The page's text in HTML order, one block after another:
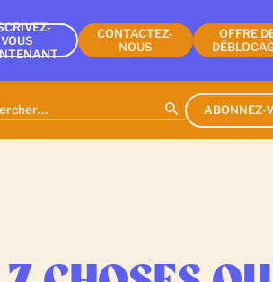
VOUS
CONTACTEZ-
NOUS
OFFRE
ABONNEZ-